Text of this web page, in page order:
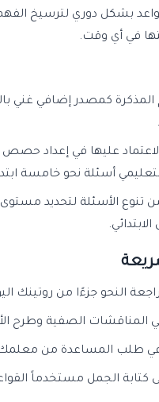
بشكل دوري لترسيخ الفهم
في أي وقت.
المذكرة كمصدر إضافي غني
عليها في إعداد حصص
أسئلة نحو خامسة
تنوع الأسئلة لتحديد
النحو جزءًا من روتينك
المناقشات الصفية وطرح
في طلب المساعدة من
كتابة الجمل مستخدماً